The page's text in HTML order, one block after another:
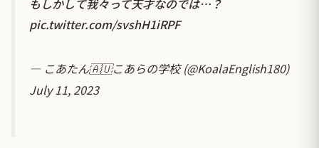
もしかして我々って天才なのでは…？
pic.twitter.com/svshH1iRPF
— こあたん🇦🇺こあらの学校 (@KoalaEnglish180)
July 11, 2023